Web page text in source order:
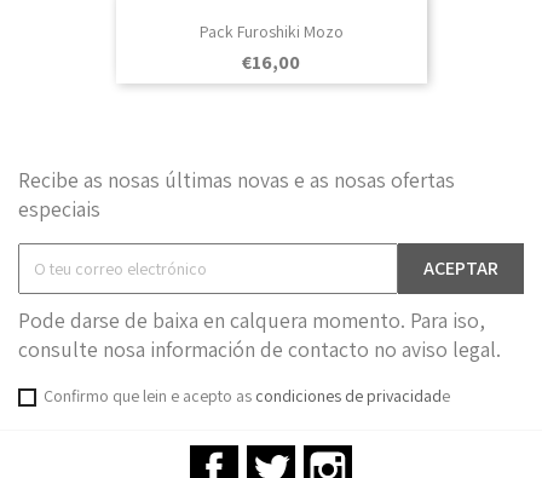
Pack Furoshiki Mozo
Prezo
€16,00
Recibe as nosas últimas novas e as nosas ofertas
especiais
Pode darse de baixa en calquera momento. Para iso,
consulte nosa información de contacto no aviso legal.
Confirmo que lein e acepto as condiciones de privacidade
FacebookTwitter